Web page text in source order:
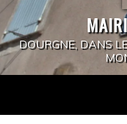
DOURGNE, DANS